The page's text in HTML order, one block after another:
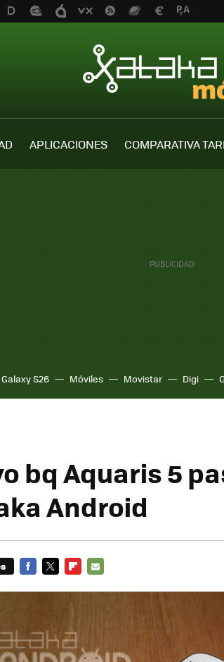
APLICACIONES COMPARATIVA
Galaxy S26 Móviles Movistar Digi
bq Aquaris 5
Android